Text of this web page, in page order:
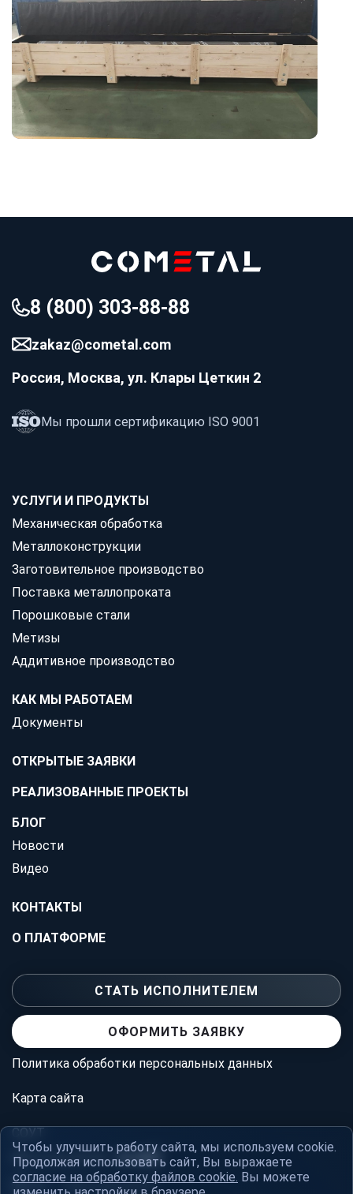
Чтобы улучшить работу сайта, мы используем cookie.
Продолжая использовать сайт, Вы выражаете
согласие на обработку файлов cookie. Вы можете
8 (800) 303-88-88
zakaz@cometal.com
Россия, Москва, ул. Клары Цеткин 2
Мы прошли сертификацию ISO 9001
УСЛУГИ И ПРОДУКТЫ
Механическая обработка
Металлоконструкции
Заготовительное производство
Поставка металлопроката
Порошковые стали
Метизы
Аддитивное производство
КАК МЫ РАБОТАЕМ
Документы
ОТКРЫТЫЕ ЗАЯВКИ
РЕАЛИЗОВАННЫЕ ПРОЕКТЫ
БЛОГ
Новости
Видео
КОНТАКТЫ
О ПЛАТФОРМЕ
СТАТЬ ИСПОЛНИТЕЛЕМ
ОФОРМИТЬ ЗАЯВКУ
Политика обработки персональных данных
Карта сайта
СОУТ
Мы в соц.сетях:
- сайты для людей